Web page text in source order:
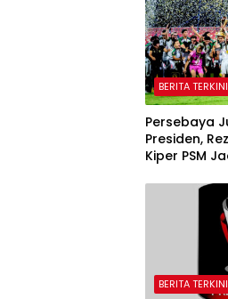
BERITA TERKINI
Persebaya
Presiden,
Kiper PSM
BERITA TERKINI